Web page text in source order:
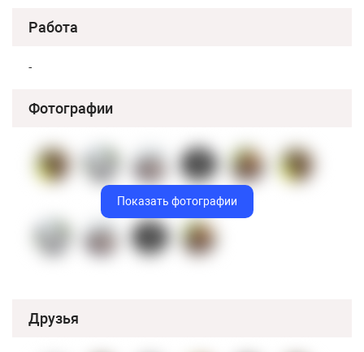
Работа
-
Фотографии
Показать фотографии
Друзья